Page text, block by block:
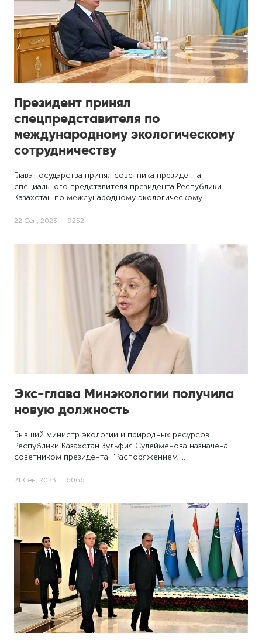
Президент принял
спецпредставителя по
международному экологическому
сотрудничеству
Глава государства принял советника президента –
специального представителя президента Республики
Казахстан по международному экологическому …
22 Сен, 2023 9252
Экс-глава Минэкологии получила
новую должность
Бывший министр экологии и природных ресурсов
Республики Казахстан Зульфия Сулейменова назначена
советником президента. "Распоряжением …
21 Сен, 2023 6066